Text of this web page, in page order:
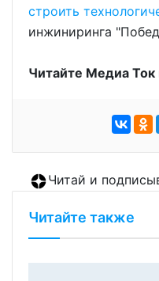
строить
инжиниринга
Читайте Медиа Ток
Читай и
Читайте также